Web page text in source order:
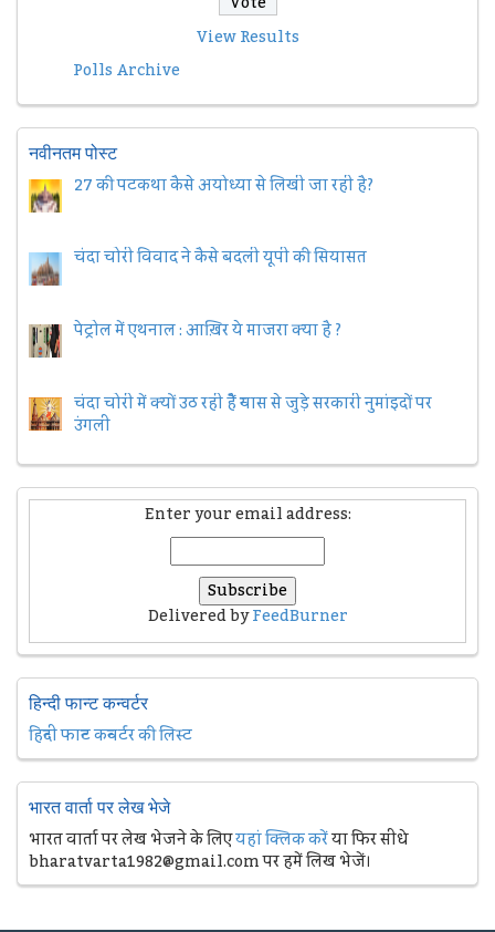
View Results
Polls Archive
नवीनतम पोस्ट
27 की पटकथा कैसे अयोध्या से लिखी जा रही है?
चंदा चोरी विवाद ने कैसे बदली यूपी की सियासत
पेट्रोल में एथनाल : आख़िर ये माजरा क्या है ?
चंदा चोरी में क्यों उठ रही हैैं न्यास से जुड़े सरकारी नुमांइदों पर
उंगली
Enter your email address:
Delivered byFeedBurner
हिन्दी फान्ट कन्वर्टर
हिन्दी फान्ट कन्वर्टर की लिस्ट
भारत वार्ता पर लेख भेजे
भारत वार्ता पर लेख भेजने के लिएयहां क्लिक करेंया फिर सीधे
bharatvarta1982@gmail.com पर हमें लिख भेजें।